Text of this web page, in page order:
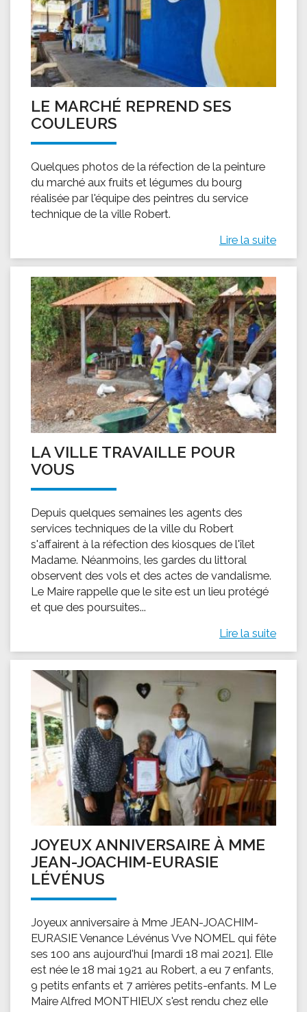
LE MARCHÉ REPREND SES
COULEURS
Quelques photos de la réfection de la peinture
du marché aux fruits et légumes du bourg
réalisée par l'équipe des peintres du service
technique de la ville Robert.
Lire la suite
LA VILLE TRAVAILLE POUR
VOUS
Depuis quelques semaines les agents des
services techniques de la ville du Robert
s'affairent à la réfection des kiosques de l'îlet
Madame. Néanmoins, les gardes du littoral
observent des vols et des actes de vandalisme.
Le Maire rappelle que le site est un lieu protégé
et que des poursuites...
Lire la suite
JOYEUX ANNIVERSAIRE À MME
JEAN-JOACHIM-EURASIE
LÉVÉNUS
Joyeux anniversaire à Mme JEAN-JOACHIM-
EURASIE Venance Lévénus Vve NOMEL qui fête
ses 100 ans aujourd'hui [mardi 18 mai 2021]. Elle
est née le 18 mai 1921 au Robert, a eu 7 enfants,
9 petits enfants et 7 arrières petits-enfants. M Le
Maire Alfred MONTHIEUX s'est rendu chez elle